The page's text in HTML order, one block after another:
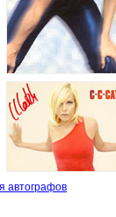
автографов